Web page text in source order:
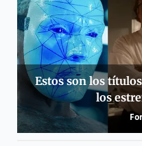
Estos son los
los